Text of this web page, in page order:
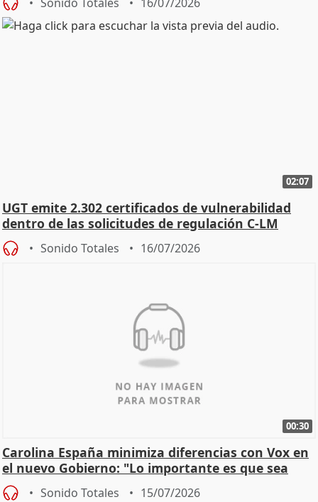
02:07
UGT emite 2.302 certificados de vulnerabilidad
dentro de las solicitudes de regulación C-LM
Sonido Totales 16/07/2026
00:30
Carolina España minimiza diferencias con Vox en
el nuevo Gobierno: "Lo importante es que sea
una leg
Sonido Totales 15/07/2026